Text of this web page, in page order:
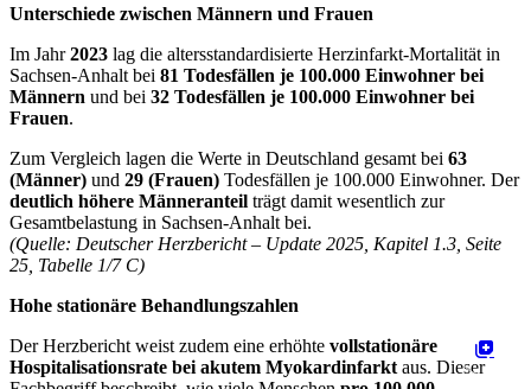
Unterschiede zwischen Männern und Frauen
Im Jahr2023 lag die altersstandardisierte Herzinfarkt-Mortalität in
Sachsen-Anhalt bei 81 Todesfällen je 100.000 Einwohner bei
Männern und bei 32 Todesfällen je 100.000 Einwohner bei
Frauen.
Zum Vergleich lagen die Werte in Deutschland gesamt bei 63
(Männer) und 29 (Frauen) Todesfällen je 100.000 Einwohner. Der
deutlich höhere Männeranteil trägt damit wesentlich zur
Gesamtbelastung in Sachsen-Anhalt bei.
(Quelle: Deutscher Herzbericht – Update 2025, Kapitel 1.3, Seite
25, Tabelle 1/7 C)
Hohe stationäre Behandlungszahlen
Der Herzbericht weist zudem eine erhöhte vollstationäre
Hospitalisationsrate bei akutem Myokardinfarktaus. Dieser